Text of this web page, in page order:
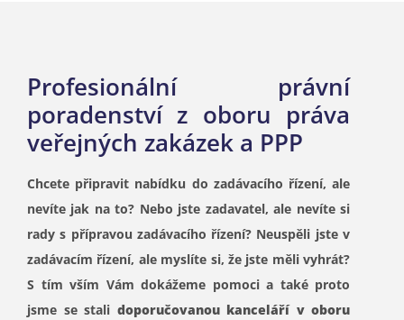
Profesionální právní
poradenství z oboru práva
veřejných zakázek a PPP
Chcete připravit nabídku do zadávacího řízení, ale
nevíte jak na to? Nebo jste zadavatel, ale nevíte si
rady s přípravou zadávacího řízení? Neuspěli jste v
zadávacím řízení, ale myslíte si, že jste měli vyhrát?
S tím vším Vám dokážeme pomoci a také proto
jsme se stali doporučovanou kanceláří v oboru